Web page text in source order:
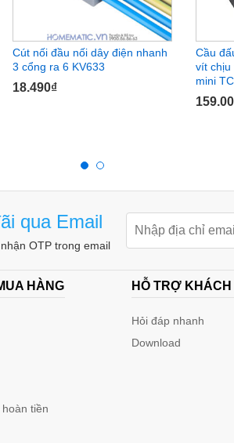
Cút nối đầu nối dây điện nhanh
3 cổng ra 6 KV633
18.490₫
Cầu
vít chịu
mini
qua Email
OTP trong email
HÀNG
tiền
HỖ TRỢ
Hỏi đáp nhanh
Download